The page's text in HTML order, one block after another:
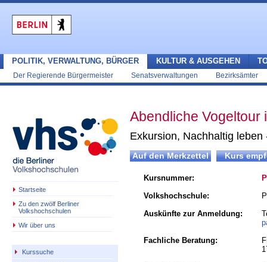
POLITIK, VERWALTUNG, BÜRGER
Der Regierende Bürgermeister Senatsverwaltungen Bezirksämter
KULTUR & AUSGEHEN
Startseite
Zu den zwölf Berliner
Volkshochschulen
Wir über uns
Kurssuche
Abendliche Vogeltour
Exkursion, Nachhaltig
Kursnummer:
Volkshochschule:
Auskünfte zur Anmeldung:
Fachliche Beratung: